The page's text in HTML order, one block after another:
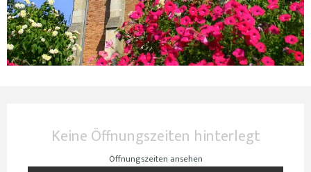
Keine Öffnungszeiten hinterlegt
Öffnungszeiten ansehen